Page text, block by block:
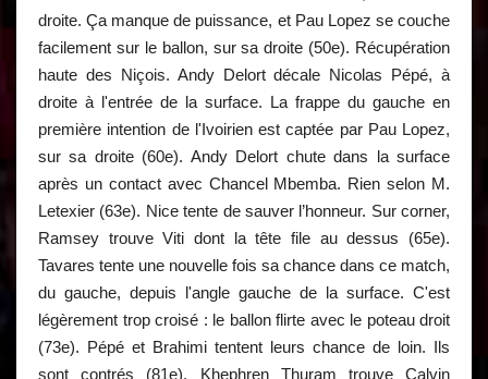
droite. Ça manque de puissance, et Pau Lopez se couche
facilement sur le ballon, sur sa droite (50e). Récupération
haute des Niçois. Andy Delort décale Nicolas Pépé, à
droite à l'entrée de la surface. La frappe du gauche en
première intention de l'Ivoirien est captée par Pau Lopez,
sur sa droite (60e). Andy Delort chute dans la surface
après un contact avec Chancel Mbemba. Rien selon M.
Letexier (63e). Nice tente de sauver l’honneur. Sur corner,
Ramsey trouve Viti dont la tête file au dessus (65e).
Tavares tente une nouvelle fois sa chance dans ce match,
du gauche, depuis l'angle gauche de la surface. C'est
légèrement trop croisé : le ballon flirte avec le poteau droit
(73e). Pépé et Brahimi tentent leurs chance de loin. Ils
sont contrés (81e). Khephren Thuram trouve Calvin